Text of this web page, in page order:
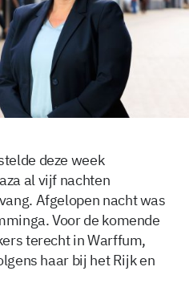
deze week
al vijf nachten
Afgelopen nacht was
Voor de komende
terecht in Warffum,
haar bij het Rijk en